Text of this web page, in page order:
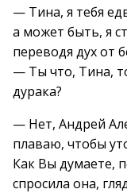
— Тина, я тебя
а может быть, я
переводя дух от
— Ты что, Тина,
дурака?
— Нет, Андрей
плаваю, чтобы
Как Вы думаете,
спросила она,